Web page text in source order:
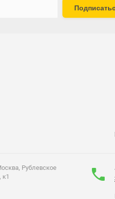
Рублевское
к1